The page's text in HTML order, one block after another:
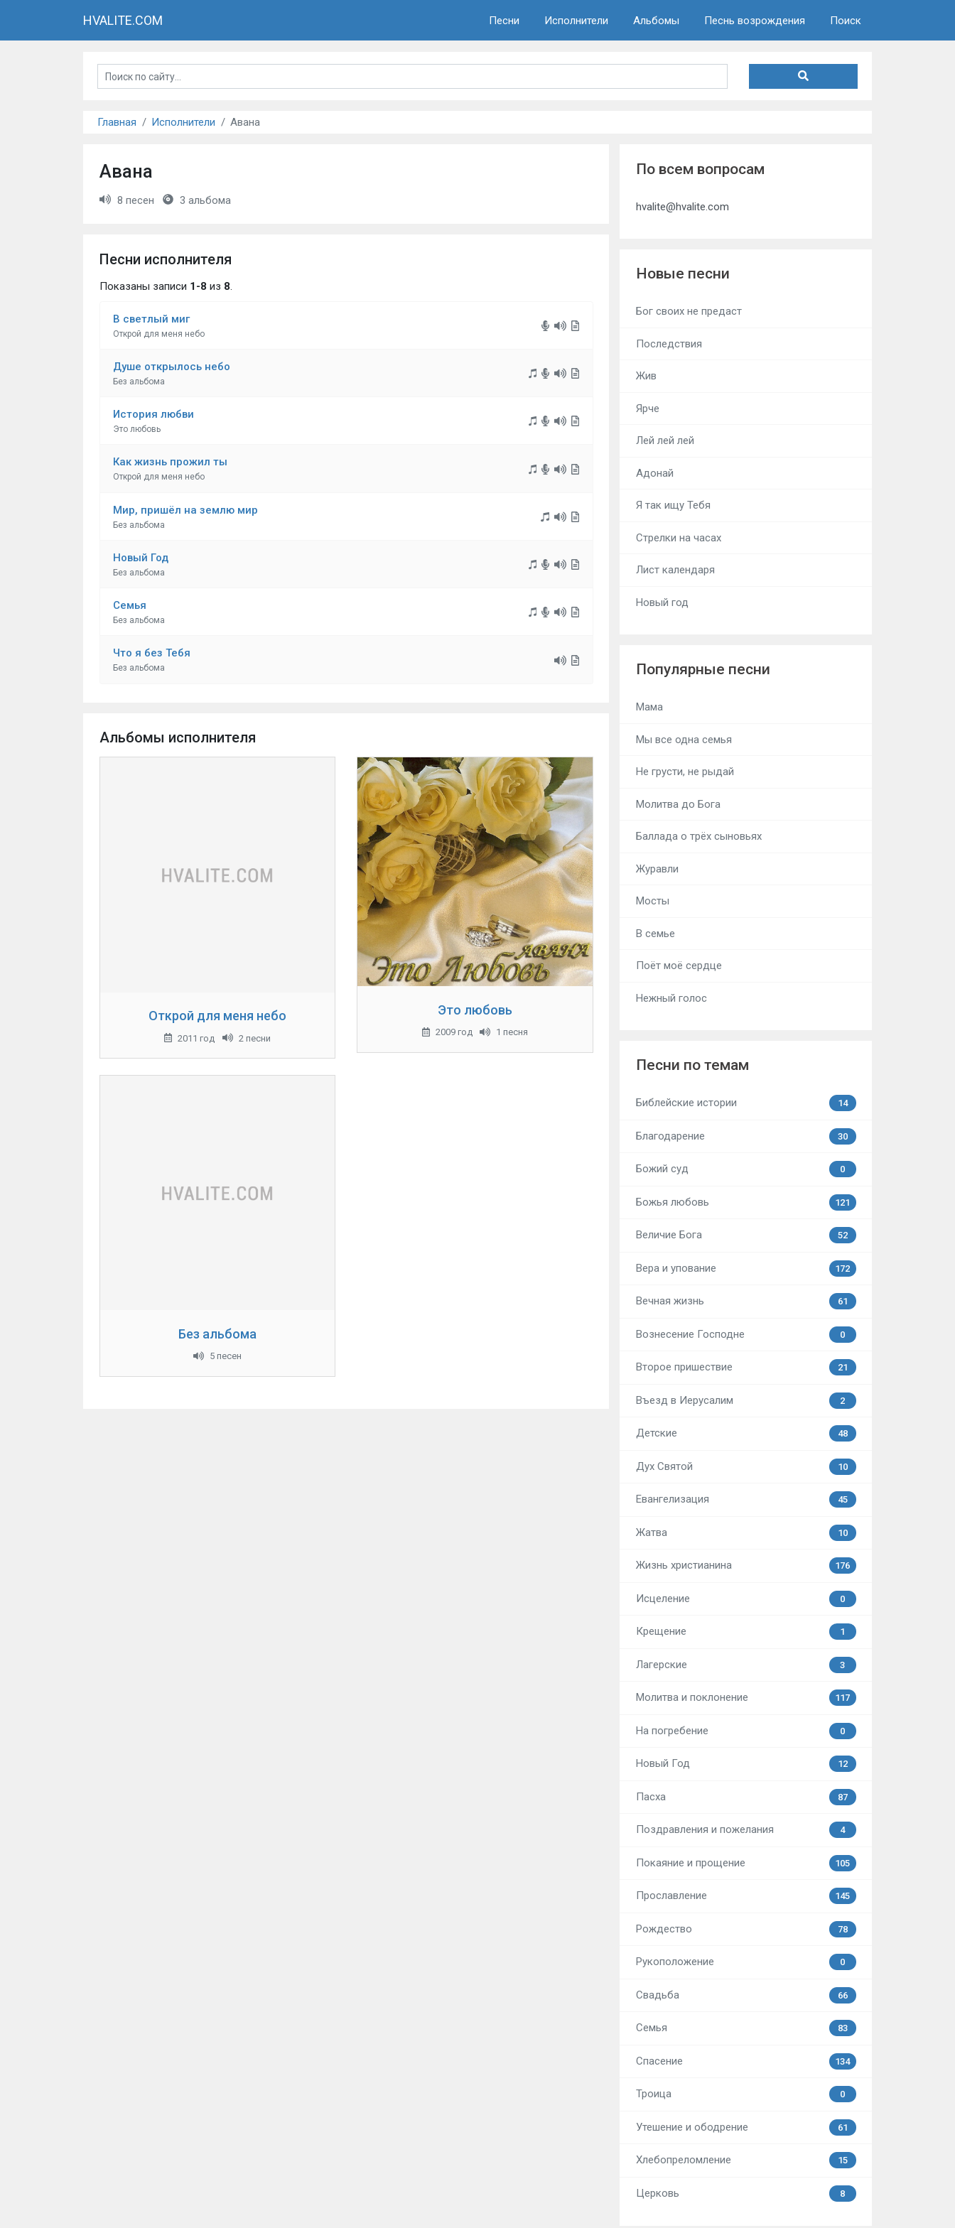
HVALITE.COM Песни Исполнители Альбомы Песнь возрождения Поиск
Главная Исполнители Авана
Авана
8 песен 3 альбома
Песни исполнителя
Показаны записи 1-8 из 8
В светлый миг
Открой для меня небо
Душе открылось небо
Без альбома
История любви
Это любовь
Как жизнь прожил ты
Открой для меня небо
Мир, пришёл на землю мир
Без альбома
Новый Год
Без альбома
Семья
Без альбома
Что я без Тебя
Без альбома
Альбомы исполнителя
Открой для меня небо
2011 год 2 песни
Это любовь
2009 год 1 песня
Без альбома
5 песен
По всем вопросам
hvalite@hvalite.com
Новые песни
Бог своих не предаст
Последствия
Жив
Ярче
Лей лей лей
Адонай
Я так ищу Тебя
Стрелки на часах
Лист календаря
Новый год
Популярные песни
Мама
Мы все одна семья
Не грусти, не рыдай
Молитва до Бога
Баллада о трёх сыновьях
Журавли
Мосты
В семье
Поёт моё сердце
Нежный голос
Песни по темам
Библейские истории 14
Благодарение 30
Божий суд 0
Божья любовь 121
Величие Бога 52
Вера и упование 172
Вечная жизнь 61
Вознесение Господне 0
Второе пришествие 21
Въезд в Иерусалим 2
Детские 48
Дух Святой 10
Евангелизация 45
Жатва 10
Жизнь христианина 176
Исцеление 0
Крещение 1
Лагерские 3
Молитва и поклонение 117
На погребение 0
Новый Год 12
Пасха 87
Поздравления и пожелания 4
Покаяние и прощение 105
Прославление 145
Рождество 78
Рукоположение 0
Свадьба 66
Семья 83
Спасение 134
Троица 0
Утешение и ободрение 61
Хлебопреломление 15
Церковь 8